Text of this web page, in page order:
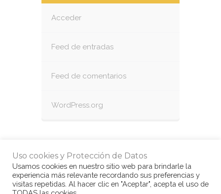
Acceder
Feed de entradas
Feed de comentarios
WordPress.org
Uso cookies y Protección de Datos
Usamos cookies en nuestro sitio web para brindarle la
experiencia más relevante recordando sus preferencias y
visitas repetidas. Al hacer clic en "Aceptar", acepta el uso de